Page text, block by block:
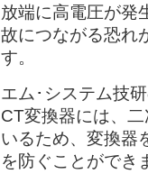
放端に高電圧が発
故につながる恐れ
す。
エム･システム技
CT変換器には、
いるため、変換器
を防ぐことができ